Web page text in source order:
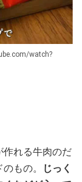
watch?
作れる牛肉のだ
もの。
じっく